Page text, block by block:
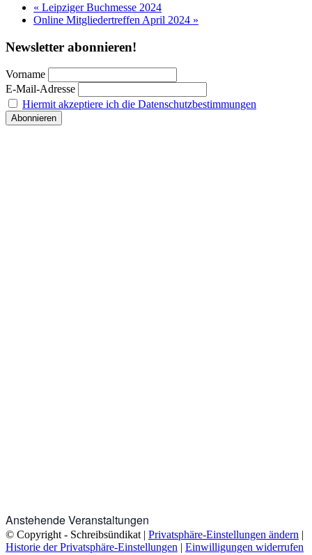
« Leipziger Buchmesse 2024
Online Mitgliedertreffen April 2024 »
Newsletter abonnieren!
Vorname
E-Mail-Adresse
Hiermit akzeptiere ich die Datenschutzbestimmungen
Anstehende Veranstaltungen
© Copyright - Schreibsündikat | Privatsphäre-Einstellungen ändern |
Historie der Privatsphäre-Einstellungen | Einwilligungen widerrufen